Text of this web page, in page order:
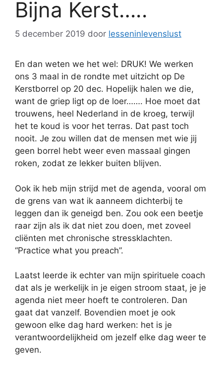
Bijna Kerst…..
5 december 2019 door lesseninlevenslust
En dan weten we het wel: DRUK! We werken
ons 3 maal in de rondte met uitzicht op De
Kerstborrel op 20 dec. Hopelijk halen we die,
want de griep ligt op de loer……. Hoe moet dat
trouwens, heel Nederland in de kroeg, terwijl
het te koud is voor het terras. Dat past toch
nooit. Je zou willen dat de mensen met wie jij
geen borrel hebt weer even massaal gingen
roken, zodat ze lekker buiten blijven.
Ook ik heb mijn strijd met de agenda, vooral om
de grens van wat ik aanneem dichterbij te
leggen dan ik geneigd ben. Zou ook een beetje
raar zijn als ik dat niet zou doen, met zoveel
cliënten met chronische stressklachten.
“Practice what you preach”.
Laatst leerde ik echter van mijn spirituele coach
dat als je werkelijk in je eigen stroom staat, je je
agenda niet meer hoeft te controleren. Dan
gaat dat vanzelf. Bovendien moet je ook
gewoon elke dag hard werken: het is je
verantwoordelijkheid om jezelf elke dag weer te
geven.